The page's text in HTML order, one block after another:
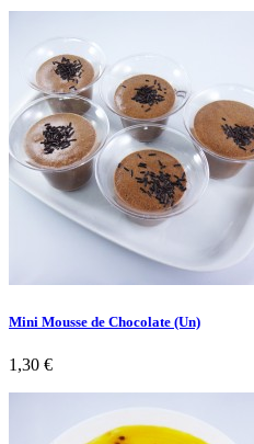
Mini Mousse de Chocolate (Un)
Preço
1,30 €